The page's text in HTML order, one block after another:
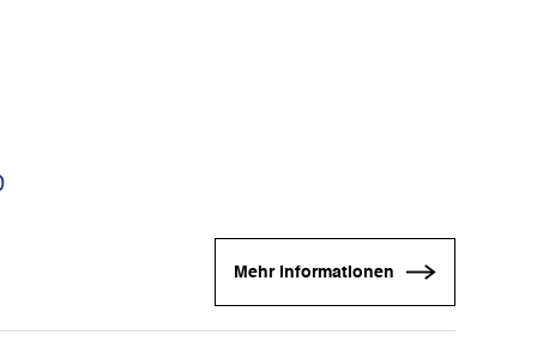
Mehr Informationen